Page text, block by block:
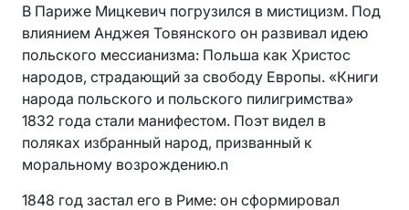
В Париже Мицкевич погрузился в мистицизм. Под
влиянием Анджея Товянского он развивал идею
польского мессианизма: Польша как Христос
народов, страдающий за свободу Европы. «Книги
народа польского и польского пилигримства»
1832 года стали манифестом. Поэт видел в
поляках избранный народ, призванный к
моральному возрождению.n
1848 год застал его в Риме: он сформировал